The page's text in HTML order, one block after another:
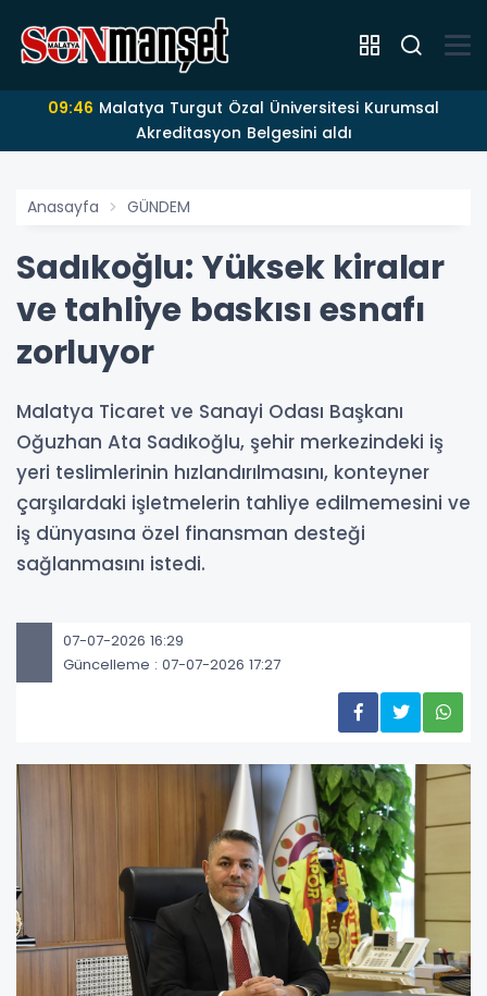
09:46
Akreditasyon Belgesini aldı
Anasayfa GÜNDEM
Sadıkoğlu: Yüksek kiralar
ve tahliye baskısı esnafı
zorluyor
Malatya Ticaret ve Sanayi Odası Başkanı
Oğuzhan Ata Sadıkoğlu, şehir merkezindeki iş
yeri teslimlerinin hızlandırılmasını, konteyner
çarşılardaki işletmelerin tahliye edilmemesini ve
iş dünyasına özel finansman desteği
sağlanmasını istedi.
07-07-2026 16:29
Güncelleme : 07-07-2026 17:27